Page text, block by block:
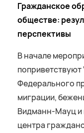
Гражданское
обществе:
перспективы
В начале
Федерального
миграции,
Видманн-Мауц и
центра